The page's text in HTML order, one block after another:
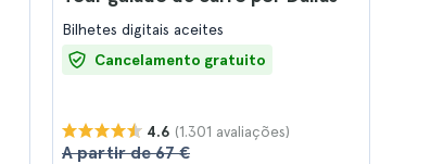
Bilhetes digitais aceites
Cancelamento gratuito
4.6 (1.301 avaliações)
A partir de 67 €